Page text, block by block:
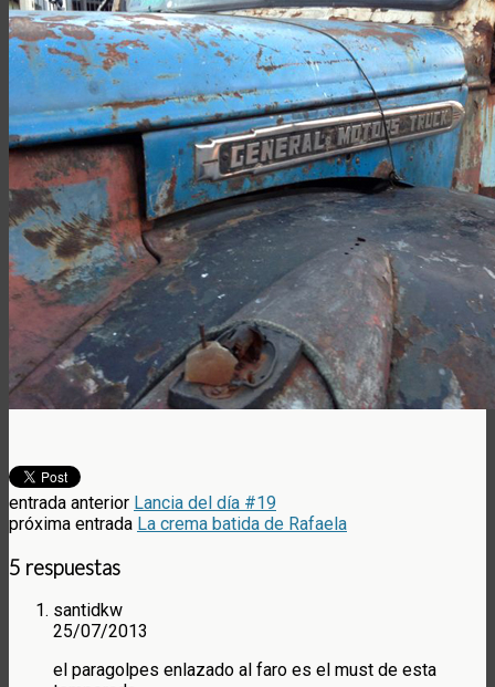
entrada anterior Lancia del día #19
próxima entrada La crema batida de Rafaela
5 respuestas
santidkw
25/07/2013
el paragolpes enlazado al faro es el must de esta